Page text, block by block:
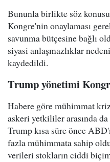
Bununla birlikte söz
Kongre'nin onaylaması
savunma bütçesine bağlı
siyasi anlaşmazlıklar
kaydedildi.
Trump yönetimi
Habere göre mühimmat
askeri yetkililer arasında da
Trump kısa süre önce
fazla mühimmata sahip
verileri stokların ciddi